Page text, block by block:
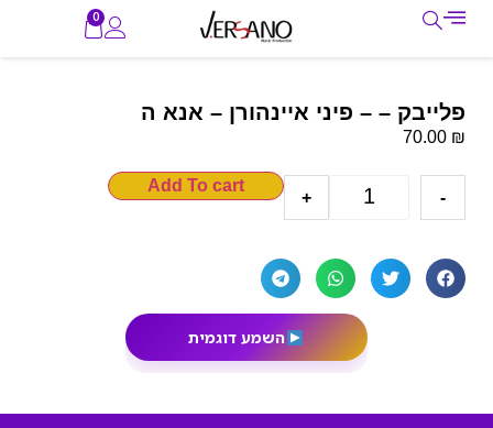
0
פלייבק – – פיני איינהורן – אנא ה
70.00 ₪
-
+
Add To cart
השמע דוגמית